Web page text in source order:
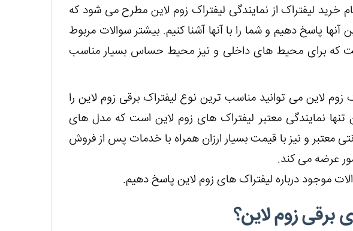
خرید لیفتراک از نمایندگی لیفتراک زوم لاین مطرح می شود که
پاسخ دهیم و شما را با آنها آشنا کنیم. بیشتر سوالات مربوط
که برای محیط های داخلی و نیز محیط حساس بسیار مناسب
زوم لاین می توانید مناسب ترین نوع لیفتراک برقی زوم لاین را
تنها نمایندگی معتبر لیفتراک های زوم لاین است که مدل های
معتبر و نیز با قیمت بسیار ارزان همراه با خدمات پس از فروش
عرضه می کند.
موجود درباره لیفتراک های زوم لاین پاسخ دهیم.
برقی زوم لاین؟